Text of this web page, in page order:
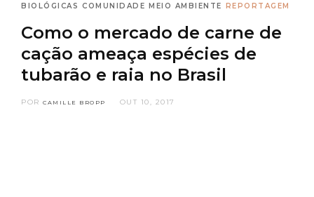
BIOLÓGICAS COMUNIDADE MEIO AMBIENTE REPORTAGEM
Como o mercado de carne de
cação ameaça espécies de
tubarão e raia no Brasil
POR CAMILLE BROPP OUT 10, 2017